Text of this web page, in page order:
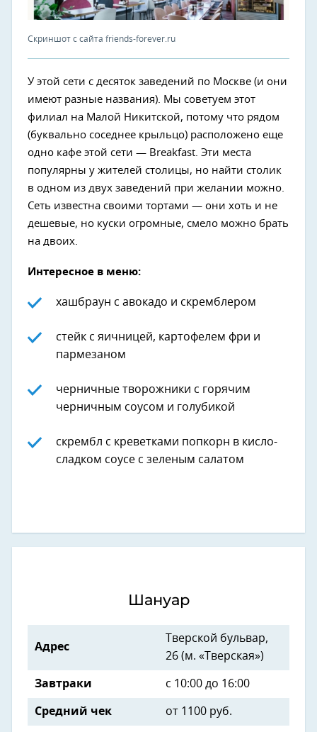
Скриншот с сайта friends-forever.ru
У этой сети с десяток заведений по Москве (и они
имеют разные названия). Мы советуем этот
филиал на Малой Никитской, потому что рядом
(буквально соседнее крыльцо) расположено еще
одно кафе этой сети — Breakfast. Эти места
популярны у жителей столицы, но найти столик
в одном из двух заведений при желании можно.
Сеть известна своими тортами — они хоть и не
дешевые, но куски огромные, смело можно брать
на двоих.
Интересное в меню:
хашбраун с авокадо и скремблером
стейк с яичницей, картофелем фри и
пармезаном
черничные творожники с горячим
черничным соусом и голубикой
скрембл с креветками попкорн в кисло-
сладком соусе с зеленым салатом
Шануар
Адрес
Тверской бульвар,
26 (м. «Тверская»)
Завтраки с 10:00 до 16:00
Средний чек от 1100 руб.